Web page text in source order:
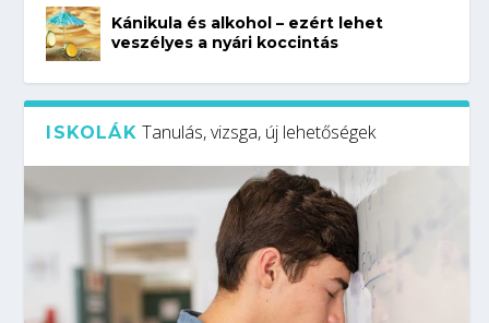
Kánikula és alkohol – ezért lehet
veszélyes a nyári koccintás
ISKOLÁK Tanulás, vizsga, új lehetőségek